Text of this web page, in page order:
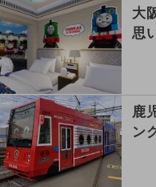
大
思
鹿
ン